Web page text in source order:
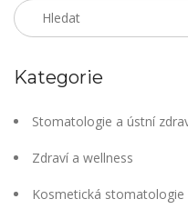
Kategorie
Stomatologie a ústní
Zdraví a wellness
Kosmetická stomatologie